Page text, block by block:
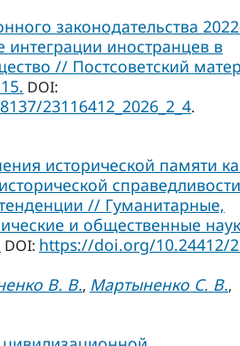
законодательства
интеграции иностранцев в
// Постсоветский
DOI:
23116412_2026_2_4.
исторической памяти
// Гуманитарные,
и общественные
DOI: https://doi.org/10.24412/
В. В., Мартыненко С. В.,